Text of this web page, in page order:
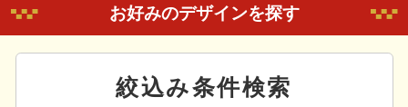
お好みのデザインを探す
絞込み条件検索